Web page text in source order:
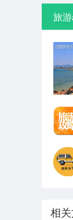
旅
相